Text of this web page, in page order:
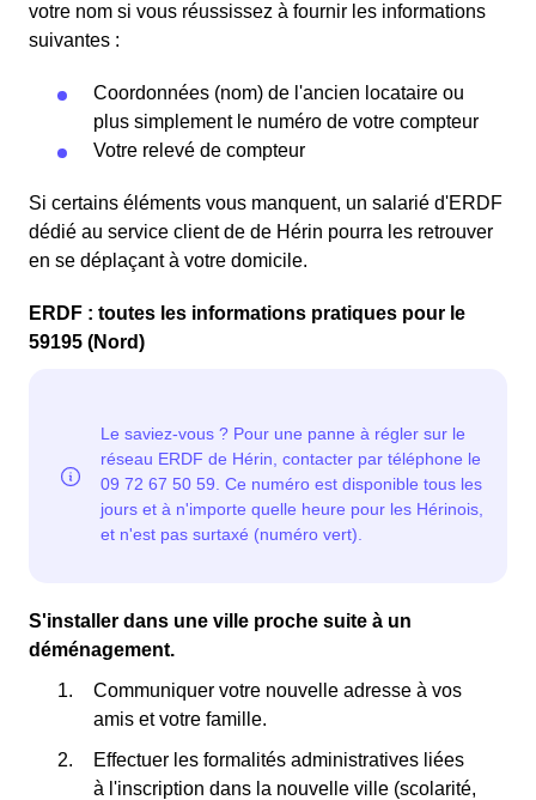
votre nom si vous réussissez à fournir les informations
suivantes :
Coordonnées (nom) de l'ancien locataire ou
plus simplement le numéro de votre compteur
Votre relevé de compteur
Si certains éléments vous manquent, un salarié d'ERDF
dédié au service client de de Hérin pourra les retrouver
en se déplaçant à votre domicile.
ERDF : toutes les informations pratiques pour le
59195 (Nord)
S'installer dans une ville proche suite à un
déménagement.
Communiquer votre nouvelle adresse à vos
amis et votre famille.
Effectuer les formalités administratives liées
à l'inscription dans la nouvelle ville (scolarité,